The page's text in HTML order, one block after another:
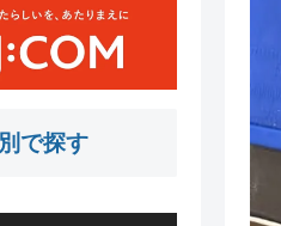
で探す